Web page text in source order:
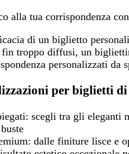
alla tua corrispondenza
di un biglietto
fin troppo diffusi, un
personalizzati da
per biglietti
scegli tra gli eleganti
dalle finiture lisce e